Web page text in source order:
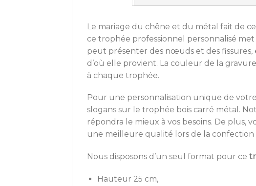
Le mariage du chêne et du métal fait de ce
ce trophée professionnel personnalisé
peut présenter des nœuds et des fissures,
d’où elle provient. La couleur de la
à chaque trophée.
Pour une personnalisation unique de
slogans sur le trophée bois carré métal.
répondra le mieux à vos besoins. De plus,
une meilleure qualité lors de la
Nous disposons d’un seul format pour ce
Hauteur 25 cm,